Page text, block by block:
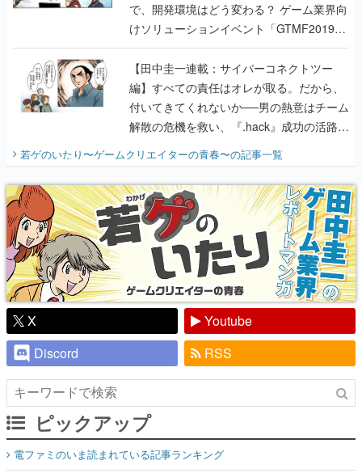
で、開発環境はどう変わる？ ゲーム業界向
けソリューションイベント「GTMF2019」
に行って、より理解を深めよう【PR】
【田中圭一連載：サイバーコネクトツー
編】すべての責任はオレが取る。だから、
付いてきてくれないか──男の熱意はチーム
解散の危機を救い、『.hack』成功の活路を
開く。業界の快男児・松山 洋に流れる血は
『少年ジャンプ』色だった【若ゲのいた
り】
若ゲのいたり〜ゲームクリエイターの青春〜の記事一覧
X
Youtube
Discord
RSS
ピックアップ
電ファミのいま読まれている記事ランキング